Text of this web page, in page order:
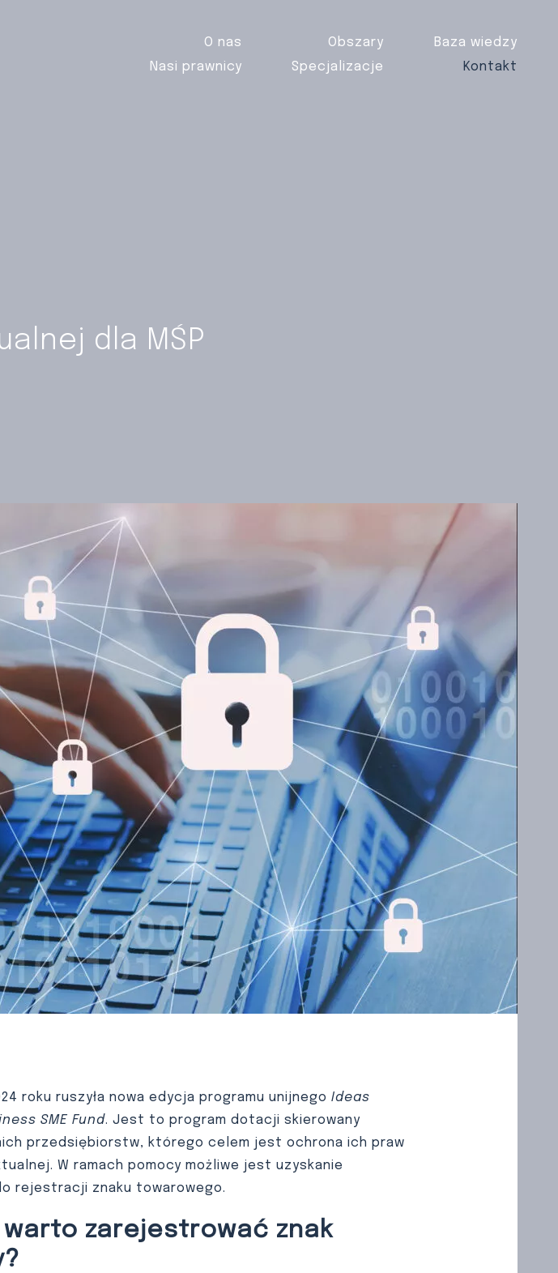
O nas Obszary
Baza wiedzy
Nasi prawnicy
Specjalizacje Kontakt
dla MŚP
roku ruszyła nowa edycja programu unijnego Ideas
SME Fund. Jest to program dotacji skierowany
przedsiębiorstw, którego celem jest ochrona ich praw
W ramach pomocy możliwe jest uzyskanie
rejestracji znaku towarowego.
warto zarejestrować znak